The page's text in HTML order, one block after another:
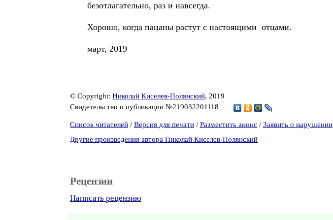
безотлагательно, раз и навсегда.
Хорошо, когда пацаны растут с настоящими отцами.
март, 2019
© Copyright: Николай Киселев-Полянский, 2019
Свидетельство о публикации №219032201118
Список читателей / Версия для печати / Разместить анонс / Заявить о нарушении
Другие произведения автора Николай Киселев-Полянский
Рецензии
Написать рецензию